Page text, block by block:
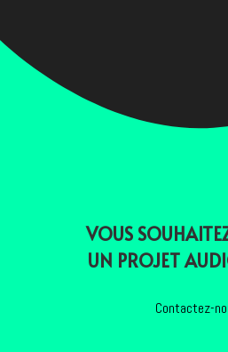
VOUS
UN PROJET
Contactez-